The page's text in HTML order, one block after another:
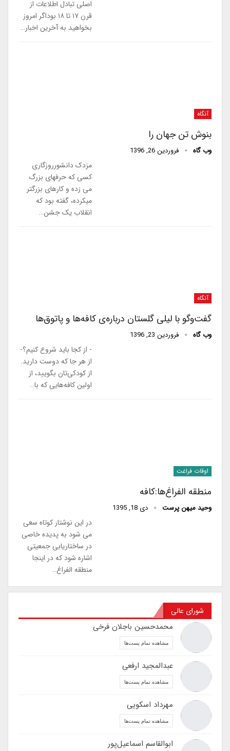
اصلی تبادل اطلاعات از
قرن ۱۷ تا ۱۸ بوداگر امروز
بخواهید به آخرین اخبار…
آنگاه
بنوش تن جهان را
وب گاه فروردین 26, 1396
مزدک دانشورروزگاری
کسی که حرفهای بزرگ
می زده و کارهای بزرگتر
میکرده، گفته بود که
انقلاب یک جشن…
آنگاه
گفت‌و‌گو با لیلی گلستان درباره‌ی کافه‌ها و پاتوق‌ها
وب گاه فروردین 23, 1396
- از کجا باید شروع کنیم؟-
از هر جا که دوست دارید.
از کودکی‌تان بگویید، از
اولین کافه‌هایی که با…
اوقات فراغت
منطقه الفراغ‌ها:کافه
وحيد ميهن پرست دی 18, 1395
در این نوشتار کوتاه سعی
می شود به پدیده خاصی
در ساختاریابی جمعیتی
اشاره شود که در اینجا
منطقه الفراغ…
شورای عالی
محمدحسین باجلان فرخی
مشاهده تمام پست‌ها
عبدالمجید ارفعی
مشاهده تمام پست‌ها
مهرداد اسکویی
مشاهده تمام پست‌ها
ابوالقاسم اسماعیل‌پور